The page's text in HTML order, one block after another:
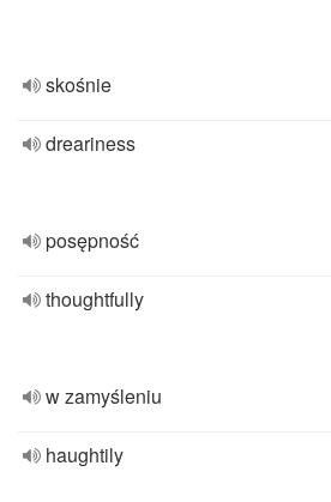
skośnie
dreariness
posępność
thoughtfully
w zamyśleniu
haughtily